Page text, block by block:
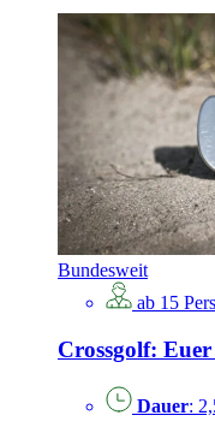
Bundesweit
ab 15
Crossgolf:
Dauer: